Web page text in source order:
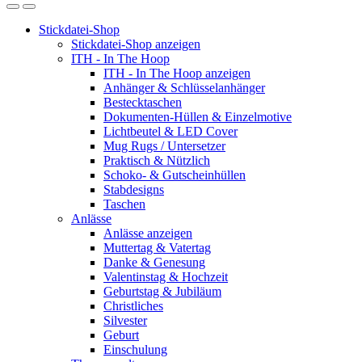
Stickdatei-Shop
Stickdatei-Shop anzeigen
ITH - In The Hoop
ITH - In The Hoop anzeigen
Anhänger & Schlüsselanhänger
Bestecktaschen
Dokumenten-Hüllen & Einzelmotive
Lichtbeutel & LED Cover
Mug Rugs / Untersetzer
Praktisch & Nützlich
Schoko- & Gutscheinhüllen
Stabdesigns
Taschen
Anlässe
Anlässe anzeigen
Muttertag & Vatertag
Danke & Genesung
Valentinstag & Hochzeit
Geburtstag & Jubiläum
Christliches
Silvester
Geburt
Einschulung